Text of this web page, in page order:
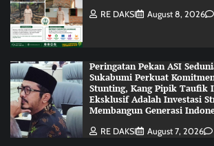
RE DAKSI August 8, 2026
Peringatan Pekan ASI
Sukabumi Perkuat
Stunting, Kang Pipik Taufik
Eksklusif Adalah Investasi
Membangun Generasi
RE DAKSI August 7, 2026